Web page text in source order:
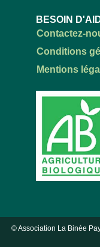
BESOIN
Contactez-
Conditions
Mentions
© Association La Binée